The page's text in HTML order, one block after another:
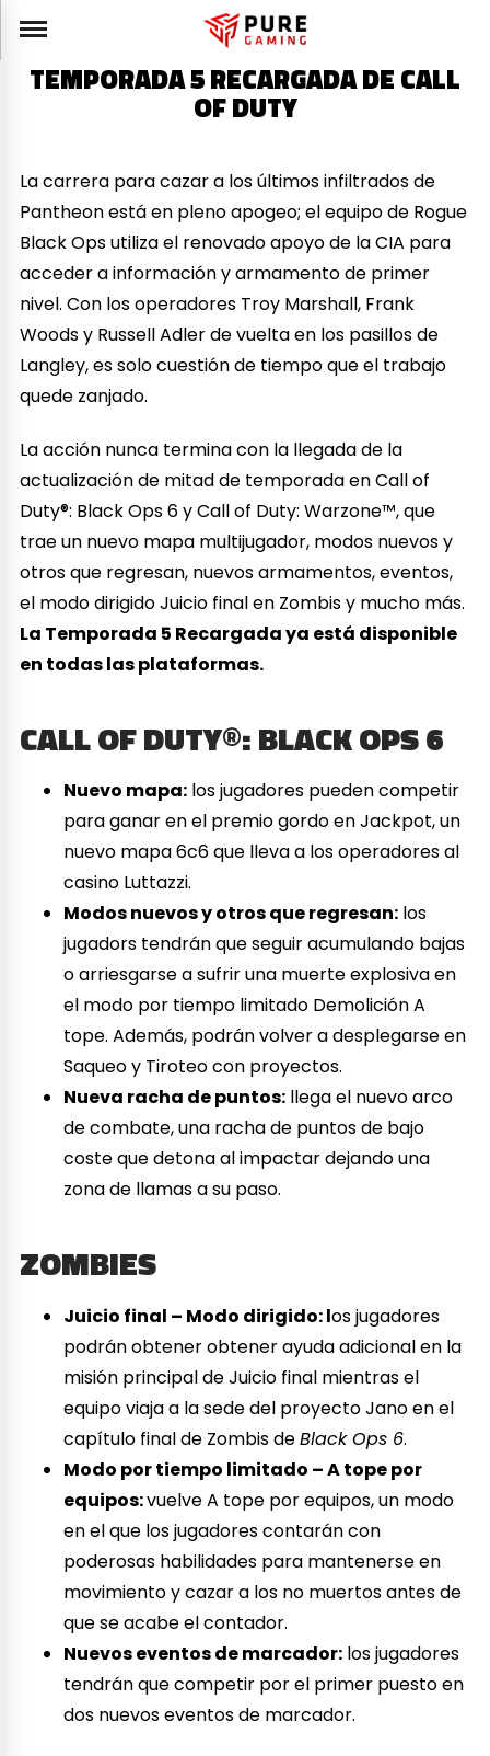
TEMPORADA 5 RECARGADA DE CALL
OF DUTY
La carrera para cazar a los últimos infiltrados de
Pantheon está en pleno apogeo; el equipo de Rogue
Black Ops utiliza el renovado apoyo de la CIA para
acceder a información y armamento de primer
nivel. Con los operadores Troy Marshall, Frank
Woods y Russell Adler de vuelta en los pasillos de
Langley, es solo cuestión de tiempo que el trabajo
quede zanjado.
La acción nunca termina con la llegada de la
actualización de mitad de temporada en Call of
Duty®: Black Ops 6 y Call of Duty: Warzone™, que
trae un nuevo mapa multijugador, modos nuevos y
otros que regresan, nuevos armamentos, eventos,
el modo dirigido Juicio final en Zombis y mucho más.
La Temporada 5 Recargada ya está disponible
en todas las plataformas.
CALL OF DUTY®: BLACK OPS 6
Nuevo mapa: los jugadores pueden competir
para ganar en el premio gordo en Jackpot, un
nuevo mapa 6c6 que lleva a los operadores al
casino Luttazzi.
Modos nuevos y otros que regresan: los
jugadors tendrán que seguir acumulando bajas
o arriesgarse a sufrir una muerte explosiva en
el modo por tiempo limitado Demolición A
tope. Además, podrán volver a desplegarse en
Saqueo y Tiroteo con proyectos.
Nueva racha de puntos: llega el nuevo arco
de combate, una racha de puntos de bajo
coste que detona al impactar dejando una
zona de llamas a su paso.
ZOMBIES
Juicio final – Modo dirigido: los jugadores
podrán obtener obtener ayuda adicional en la
misión principal de Juicio final mientras el
equipo viaja a la sede del proyecto Jano en el
capítulo final de Zombis deBlack Ops 6.
Modo por tiempo limitado – A tope por
equipos:vuelve A tope por equipos, un modo
en el que los jugadores contarán con
poderosas habilidades para mantenerse en
movimiento y cazar a los no muertos antes de
que se acabe el contador.
Nuevos eventos de marcador: los jugadores
tendrán que competir por el primer puesto en
dos nuevos eventos de marcador.